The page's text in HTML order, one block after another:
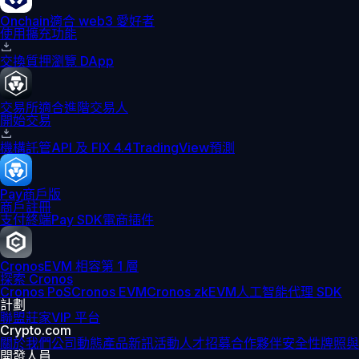
Onchain適合 web3 愛好者
使用擴充功能
交換質押瀏覽 DApp
交易所適合進階交易人
開始交易
機構託管API 及 FIX 4.4TradingView預測
Pay商戶版
商戶註冊
支付終端Pay SDK電商插件
CronosEVM 相容第 1 層
探索 Cronos
Cronos PoSCronos EVMCronos zkEVM人工智能代理 SDK
計劃
聯盟莊家VIP 平台
Crypto.com
關於我們公司動態產品新訊活動人才招募合作夥伴安全性牌照
開發人員